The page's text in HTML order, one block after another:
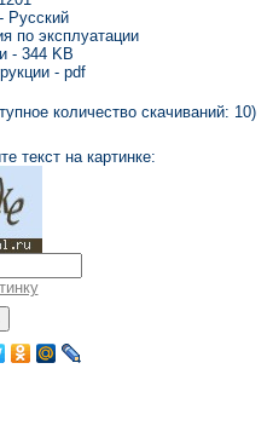
Русский
по эксплуатации
- 344 KB
- pdf
количество скачиваний: 10)
текст на картинке: